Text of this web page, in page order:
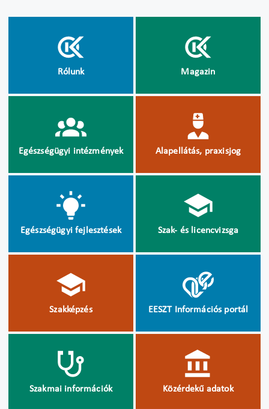
Rólunk Magazin
Egészségügyi intézmények Alapellátás, praxisjog
Egészségügyi fejlesztések Szak- és licencvizsga
Szakképzés EESZT Információs portál
Szakmai információk Közérdekű adatok